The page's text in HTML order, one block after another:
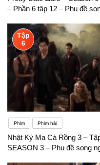
– Phần 6 tập 12 – Phụ đề
Tập
6
Phim Phim hài
Nhật Ký Ma Cà Rồng 3 –
SEASON 3 – Phụ đề song